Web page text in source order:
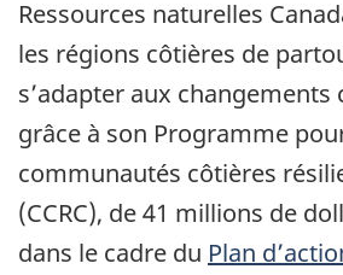
Ressources naturelles
les régions côtières de
s’adapter aux changements
grâce à son Programme
communautés côtières
(CCRC), de 41 millions de
dans le cadre du Plan